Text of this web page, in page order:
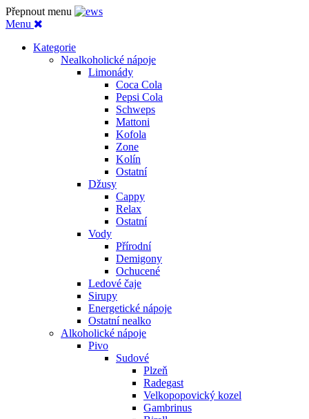
Přepnout menu
Menu
Kategorie
Nealkoholické nápoje
Limonády
Coca Cola
Pepsi Cola
Schweps
Mattoni
Kofola
Zone
Kolín
Ostatní
Džusy
Cappy
Relax
Ostatní
Vody
Přírodní
Demigony
Ochucené
Ledové čaje
Sirupy
Energetické nápoje
Ostatní nealko
Alkoholické nápoje
Pivo
Sudové
Plzeň
Radegast
Velkopopovický kozel
Gambrinus